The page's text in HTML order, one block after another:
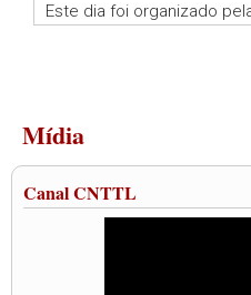
Este dia foi organizado
moradia, liberdade e
Carioca, e na Praça da Sé
Mídia
Canal CNTTL